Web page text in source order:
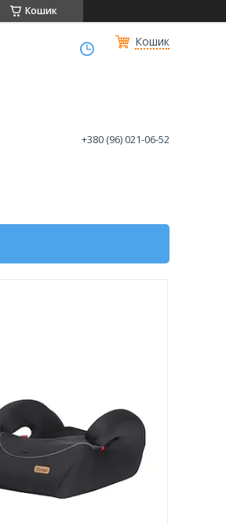
Кошик
Кошик
+380 (96) 021-06-52